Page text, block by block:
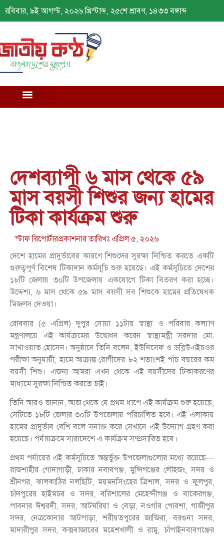
রবিবার, ৯ই আগস্ট, ২০২৬ খ্রিস্টাব্দ, ২৫শে শ্রাবণ, ১৪৩৩ বঙ্গাব্দ
দেশব্যাপী ৬ মাস থেকে ৫৯
মাস বয়সী শিশুর জন্য হামের
টিকা কার্যক্রম শুরু
স্টাফ রিপোর্টারপ্রকাশনার তারিখঃএপ্রিল ৫, ২০২৬
দেশে হামের প্রাদুর্ভাবের কারণে শিশুদের সুরক্ষা নিশ্চিত করতে একটি
গুরুত্বপূর্ণ বিশেষ টিকাদান কর্মসূচি শুরু হয়েছে। এই কর্মসূচিতে দেশের
১৮টি জেলায় ৩০টি উপজেলায় একযোগে টিকা বিতরণ করা হচ্ছে।
উদ্দেশ্য, ৬ মাস থেকে ৫৯ মাস বয়সী সব শিশুকে হামের প্রতিষেধক
মিজলস দেওয়া।
রোববার (৫ এপ্রিল) দুপুর সোয়া ১১টায় স্বাস্থ্য ও পরিবার কল্যাণ
মন্ত্রণালয়ে এই কার্যক্রমের উদ্বোধন করেন স্বাস্থ্যমন্ত্রী সরদার মো.
সাখাওয়াত হোসেন। অনুষ্ঠানে তিনি বলেন, ইউনিসেফ ও ডব্লিউএইচওর
পরীক্ষা অনুযায়ী, হামে আক্রান্ত রোগীদের ৮২ শতাংশই পাঁচ বছরের কম
বয়সী শিশু। এজন্য আমরা এখন থেকে এই বয়সীদের টিকাকরণের
মাধ্যমে সুরক্ষা নিশ্চিত করতে চাই।
তিনি আরও জানান, আজ থেকে যে প্রথম ধাপে এই কার্যক্রম শুরু হয়েছে,
সেটিতে ১৮টি জেলার ৩০টি উপজেলায় পরিচালিত হবে। এই এলাকায়
হামের প্রাদুর্ভাব বেশি বলে সনাক্ত করে সেখানে এই উদ্যোগ গ্রহণ করা
হয়েছে। পর্যায়ক্রমে সারাদেশে এ কার্যক্রম সম্প্রসারিত হবে।
প্রথম পর্যায়ের এই কর্মসূচিতে অন্তর্ভুক্ত উপজেলাগুলোর মধ্যে রয়েছে—
রাজশাহীর গোদাগাড়ী, ঢাকার নবাবগঞ্জ, মুন্সিগঞ্জের লৌহজং, সদর ও
শ্রীনগর, ঝালকাঠির নলছিটি, ময়মনসিংহের ত্রিশাল, সদর ও ফুলপুর,
চাঁদপুরের হাইমচর ও সদর, বরিশালের মেহেন্দীগঞ্জ ও বাকেরগঞ্জ,
পাবনার ঈশ্বরদী, সদর, আটঘরিয়া ও বেড়া, নওগাঁর পোরশা, গাজীপুর
সদর, নেত্রকোনার আটপাড়া, শরীয়তপুরের জাজিরা, বরগুনা সদর,
মাদারীপুর সদর, কক্সবাজারের মহেশখালী ও রামু, চাঁপাইনবাবগঞ্জের